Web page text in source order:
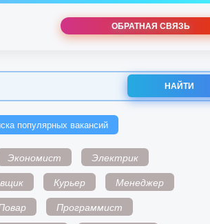
ОБРАТНАЯ СВЯЗЬ
НАЙТИ
популярных вакансий
Экономист
Электрик
Курьер
Менеджер
Программист